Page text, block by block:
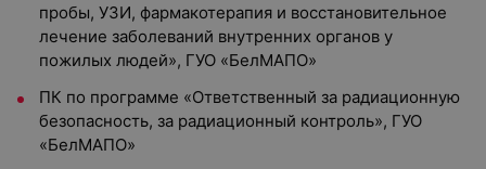
пробы, УЗИ, фармакотерапия и восстановительное
лечение заболеваний внутренних органов у
пожилых людей», ГУО «БелМАПО»
ПК по программе «Ответственный за радиационную
безопасность, за радиационный контроль», ГУО
«БелМАПО»